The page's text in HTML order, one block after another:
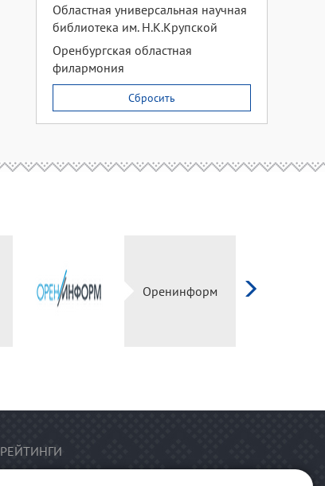
Областная универсальная научная
библиотека им. Н.К.Крупской
Оренбургская областная
филармония
Сбросить
Оренинформ
РЕЙТИНГИ